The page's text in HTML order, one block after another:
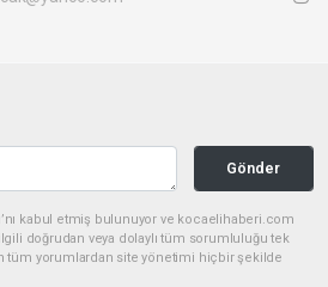
Gönder
kabul etmiş bulunuyor ve kocaelihaberi.com
doğrudan veya dolaylı tüm sorumluluğu tek
tüm yorumlardan site yönetimi hiçbir şekilde